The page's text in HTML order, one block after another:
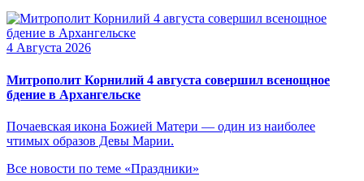
4 Августа 2026
Митрополит Корнилий 4 августа совершил всенощное
бдение в Архангельске
Почаевская икона Божией Матери — один из наиболее
чтимых образов Девы Марии.
Все новости по теме «Праздники»